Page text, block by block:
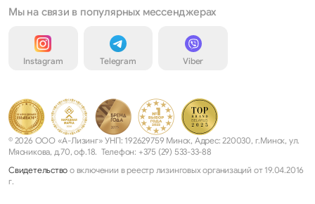
Мы на связи в популярных мессенджерах
Instagram Telegram Viber
© 2026 ООО «А-Лизинг» УНП: 192629759 Минск, Адрес: 220030, г.Минск, ул.
Мясникова, д.70, оф.18. Телефон: +375 (29) 533-33-88
Свидетельство о включении в реестр лизинговых организаций от 19.04.2016
г.